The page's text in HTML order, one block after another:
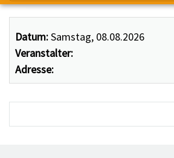
Datum:Samstag, 08.08.2026
Veranstalter:
Adresse: